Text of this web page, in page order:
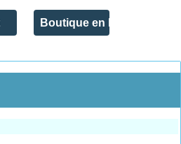
Boutique en ligne